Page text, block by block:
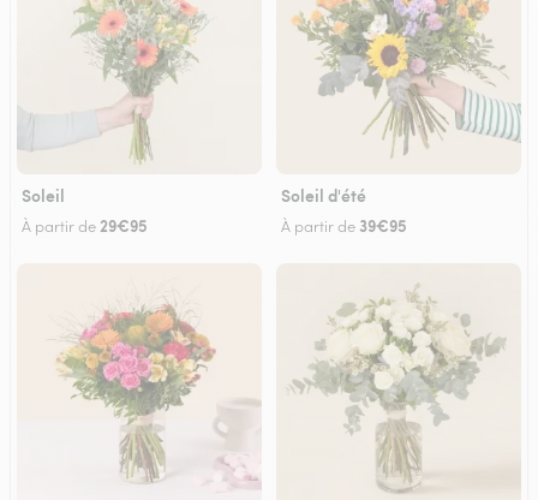
Soleil
À partir de 29€95
Soleil d'été
À partir de 39€95